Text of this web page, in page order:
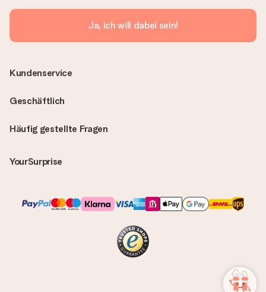
Ja, ich will dabei sein!
Häufig gestellte Fragen
YourSurprise
Kundenservice
Geschäftlich